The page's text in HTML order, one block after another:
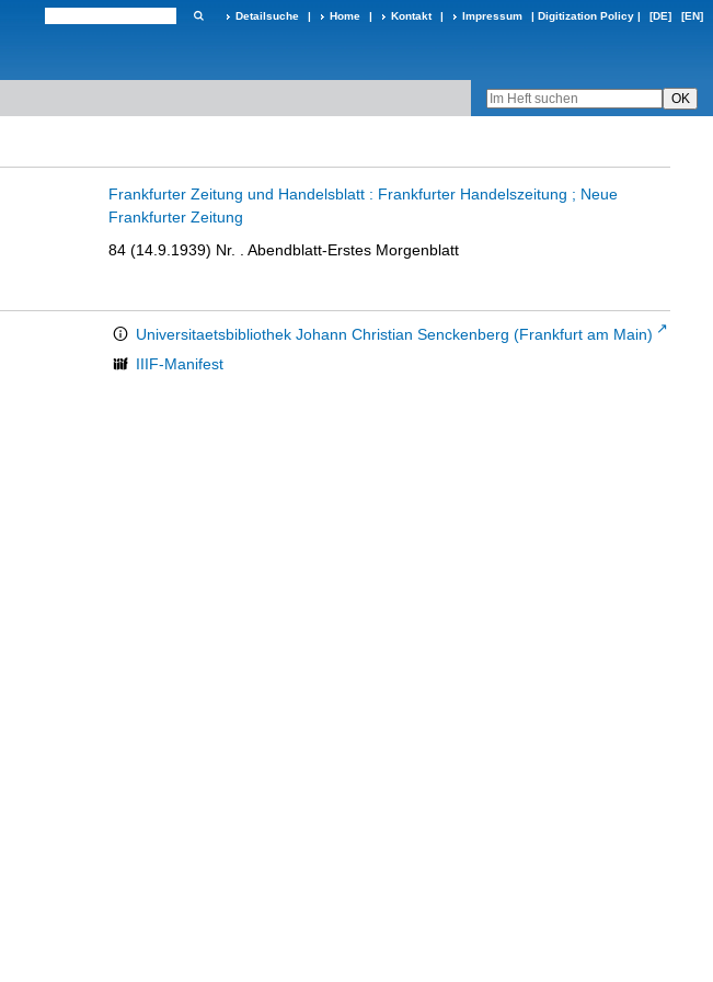
Detailsuche | Home | Kontakt | Impressum | Digitization Policy | [DE] [EN]
Frankfurter Zeitung und Handelsblatt : Frankfurter Handelszeitung ; Neue
Frankfurter Zeitung
84 (14.9.1939) Nr. . Abendblatt-Erstes Morgenblatt
Universitaetsbibliothek Johann Christian Senckenberg (Frankfurt am Main)
IIIF-Manifest